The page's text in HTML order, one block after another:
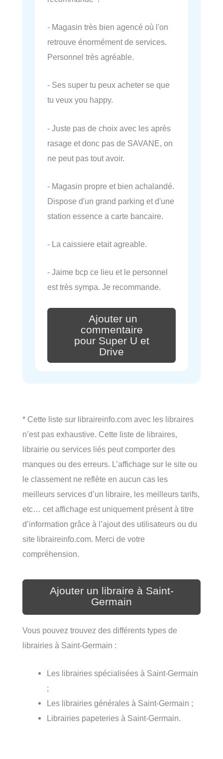
- Magasin très bien agencé où l'on
retrouve énormément de services.
Personnel très agréable.
- Ses super tu peux acheter se que
tu veux you happy.
- Juste pas de choix avec les après
rasage et donc pas de SAVANE, on
ne peut pas tout avoir.
- Magasin propre et bien achalandé.
Dispose d'un grand parking et d'une
station essence a carte bancaire.
- La caissiere etait agreable.
- Jaime bcp ce lieu et le personnel
est très sympa. Je recommande.
Ajouter un
commentaire
pour Super U et
Drive
* Cette liste sur libraireinfo.com avec les libraires
n’est pas exhaustive. Cette liste de libraires,
librairie ou services liés peut comporter des
manques ou des erreurs. L’affichage sur le site ou
le classement ne reflète en aucun cas les
meilleurs services d’un libraire, les meilleurs tarifs,
etc… cet affichage est uniquement présent à titre
d’information grâce à l’ajout des utilisateurs ou du
site libraireinfo.com. Merci de votre
compréhension.
Ajouter un libraire à Saint-
Germain
Vous pouvez trouvez des différents types de
librairies à Saint-Germain :
Les librairies spécialisées à Saint-Germain
;
Les librairies générales à Saint-Germain ;
Librairies papeteries à Saint-Germain.